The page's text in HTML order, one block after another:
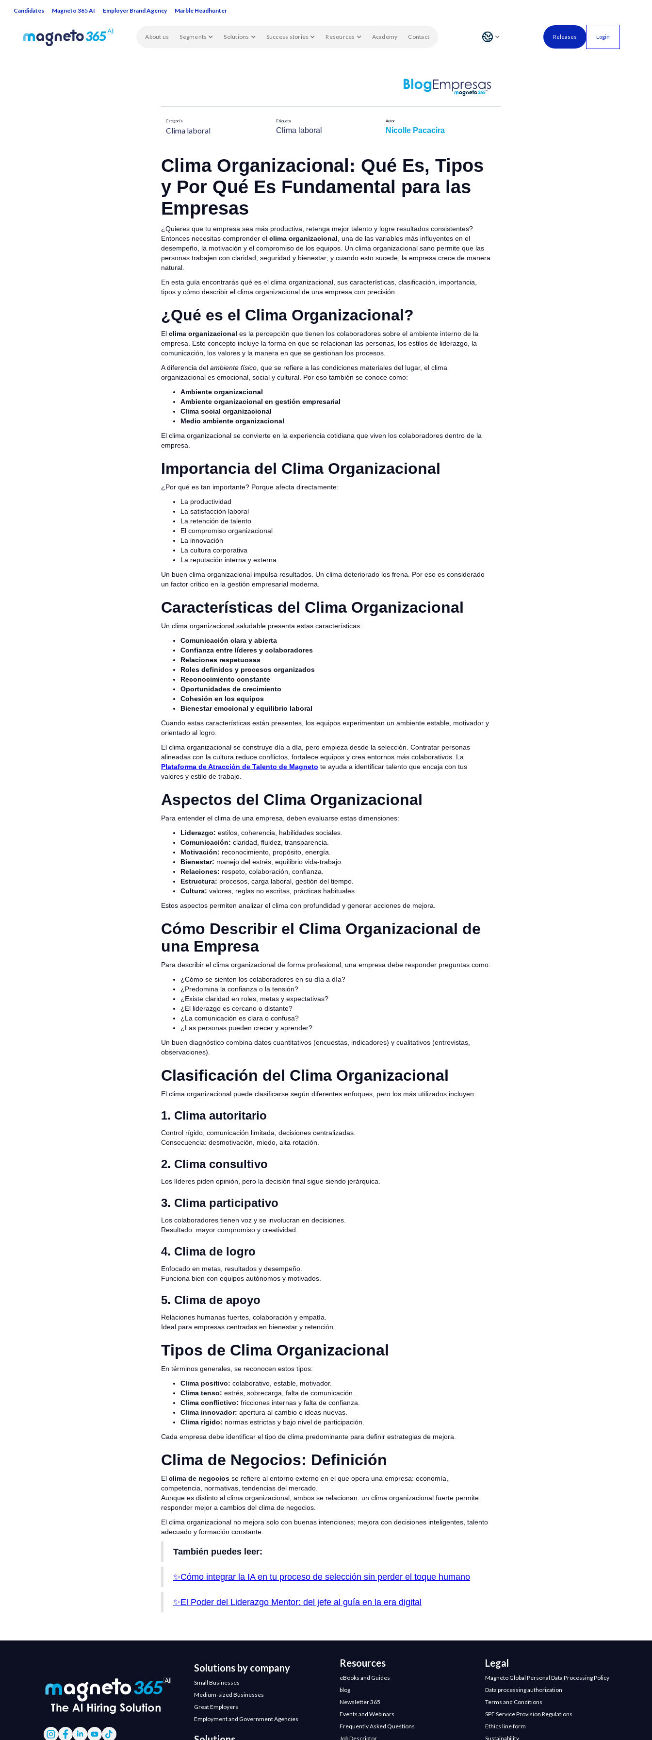
Candidates Magneto 365 AI Employer Brand Agency Marble Headhunter
About us Segments Solutions Success stories Resources Academy Contact Releases Login
Categoría
Clima laboral​
Etiqueta
Clima laboral
Autor
Nicolle Pacacira
Clima Organizacional: Qué Es, Tipos
y Por Qué Es Fundamental para las
Empresas
¿Quieres que tu empresa sea más productiva, retenga mejor talento y logre resultados consistentes?
Entonces necesitas comprender el clima organizacional , una de las variables más influyentes en el
desempeño, la motivación y el compromiso de los equipos. Un clima organizacional sano permite que las
personas trabajen con claridad, seguridad y bienestar; y cuando esto sucede, la empresa crece de manera
natural.
En esta guía encontrarás qué es el clima organizacional, sus características, clasificación, importancia,
tipos y cómo describir el clima organizacional de una empresa con precisión.
¿Qué es el Clima Organizacional?
El clima organizacional es la percepción que tienen los colaboradores sobre el ambiente interno de la
empresa. Este concepto incluye la forma en que se relacionan las personas, los estilos de liderazgo, la
comunicación, los valores y la manera en que se gestionan los procesos.
A diferencia del ambiente físico , que se refiere a las condiciones materiales del lugar, el clima
organizacional es emocional, social y cultural. Por eso también se conoce como:
Ambiente organizacional
Ambiente organizacional en gestión empresarial
Clima social organizacional
Medio ambiente organizacional
El clima organizacional se convierte en la experiencia cotidiana que viven los colaboradores dentro de la
empresa.
Importancia del Clima Organizacional
¿Por qué es tan importante? Porque afecta directamente:
La productividad
La satisfacción laboral
La retención de talento
El compromiso organizacional
La innovación
La cultura corporativa
La reputación interna y externa
Un buen clima organizacional impulsa resultados. Un clima deteriorado los frena. Por eso es considerado
un factor crítico en la gestión empresarial moderna.
Características del Clima Organizacional
Un clima organizacional saludable presenta estas características:
Comunicación clara y abierta
Confianza entre líderes y colaboradores
Relaciones respetuosas
Roles definidos y procesos organizados
Reconocimiento constante
Oportunidades de crecimiento
Cohesión en los equipos
Bienestar emocional y equilibrio laboral
Cuando estas características están presentes, los equipos experimentan un ambiente estable, motivador y
orientado al logro.
El clima organizacional se construye día a día, pero empieza desde la selección. Contratar personas
alineadas con la cultura reduce conflictos, fortalece equipos y crea entornos más colaborativos. La
Plataforma de Atracción de Talento de Magneto te ayuda a identificar talento que encaja con tus
valores y estilo de trabajo.
Aspectos del Clima Organizacional
Para entender el clima de una empresa, deben evaluarse estas dimensiones:
Liderazgo: estilos, coherencia, habilidades sociales.
Comunicación: claridad, fluidez, transparencia.
Motivación: reconocimiento, propósito, energía.
Bienestar: manejo del estrés, equilibrio vida-trabajo.
Relaciones: respeto, colaboración, confianza.
Estructura: procesos, carga laboral, gestión del tiempo.
Cultura: valores, reglas no escritas, prácticas habituales.
Estos aspectos permiten analizar el clima con profundidad y generar acciones de mejora.
Cómo Describir el Clima Organizacional de
una Empresa
Para describir el clima organizacional de forma profesional, una empresa debe responder preguntas como:
¿Cómo se sienten los colaboradores en su día a día?
¿Predomina la confianza o la tensión?
¿Existe claridad en roles, metas y expectativas?
¿El liderazgo es cercano o distante?
¿La comunicación es clara o confusa?
¿Las personas pueden crecer y aprender?
Un buen diagnóstico combina datos cuantitativos (encuestas, indicadores) y cualitativos (entrevistas,
observaciones).
Clasificación del Clima Organizacional
El clima organizacional puede clasificarse según diferentes enfoques, pero los más utilizados incluyen:
1. Clima autoritario
Control rígido, comunicación limitada, decisiones centralizadas.
Consecuencia: desmotivación, miedo, alta rotación.
2. Clima consultivo
Los líderes piden opinión, pero la decisión final sigue siendo jerárquica.
3. Clima participativo
Los colaboradores tienen voz y se involucran en decisiones.
Resultado: mayor compromiso y creatividad.
4. Clima de logro
Enfocado en metas, resultados y desempeño.
Funciona bien con equipos autónomos y motivados.
5. Clima de apoyo
Relaciones humanas fuertes, colaboración y empatía.
Ideal para empresas centradas en bienestar y retención.
Tipos de Clima Organizacional
En términos generales, se reconocen estos tipos:
Clima positivo: colaborativo, estable, motivador.
Clima tenso: estrés, sobrecarga, falta de comunicación.
Clima conflictivo: fricciones internas y falta de confianza.
Clima innovador: apertura al cambio e ideas nuevas.
Clima rígido: normas estrictas y bajo nivel de participación.
Cada empresa debe identificar el tipo de clima predominante para definir estrategias de mejora.
Clima de Negocios: Definición
El clima de negocios se refiere al entorno externo en el que opera una empresa: economía,
competencia, normativas, tendencias del mercado.
Aunque es distinto al clima organizacional, ambos se relacionan: un clima organizacional fuerte permite
responder mejor a cambios del clima de negocios.
El clima organizacional no mejora solo con buenas intenciones; mejora con decisiones inteligentes, talento
adecuado y formación constante.
También puedes leer:
✨Cómo integrar la IA en tu proceso de selección sin perder el toque humano
✨El Poder del Liderazgo Mentor: del jefe al guía en la era digital
Solutions by company
Small Businesses
Medium-sized Businesses
Great Employers
Employment and Government Agencies
Resources
eBooks and Guides
blog
Newsletter 365
Events and Webinars
Frequently Asked Questions
Job Descriptor
Legal
Magneto Global Personal Data Processing Policy
Data processing authorization
Terms and Conditions
SPE Service Provision Regulations
Ethics line form
Sustainability